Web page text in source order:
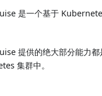
是一个基于
提供的绝大部分能力
集群中。